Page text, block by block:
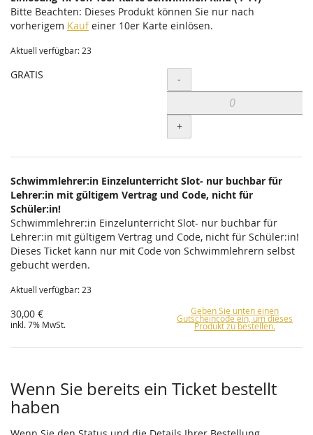
Bitte Beachten: Dieses Produkt können Sie nur nach
vorherigem Kaufeiner 10er Karte einlösen.
Aktuell verfügbar: 23
GRATIS Menge
-
+
Schwimmlehrer:in Einzelunterricht Slot- nur buchbar für
Lehrer:in mit gültigem Vertrag und Code, nicht für
Schüler:in!
Schwimmlehrer:in Einzelunterricht Slot- nur buchbar für
Lehrer:in mit gültigem Vertrag und Code, nicht für Schüler:in!
Dieses Ticket kann nur mit Code von Schwimmlehrern selbst
gebucht werden.
Aktuell verfügbar: 23
30,00 €
inkl. 7% MwSt.
Geben Sie unten einen
Gutscheincode ein, um dieses
Produkt zu bestellen.
Wenn Sie bereits ein Ticket bestellt
haben